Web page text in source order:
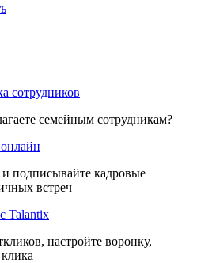
сотрудников
семейным сотрудникам?
подписывайте кадровые
встреч
Talantix
настройте воронку,